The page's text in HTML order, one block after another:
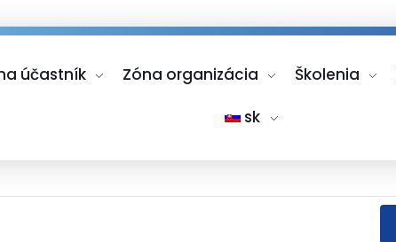
účastník Zóna organizácia Školenia
sk